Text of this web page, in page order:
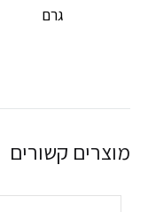
גרם
מוצרים קשורים